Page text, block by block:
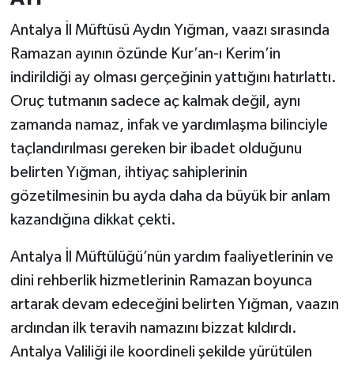
Antalya İl Müftüsü Aydın Yığman, vaazı sırasında
Ramazan ayının özünde Kur’an-ı Kerim’in
indirildiği ay olması gerçeğinin yattığını hatırlattı.
Oruç tutmanın sadece aç kalmak değil, aynı
zamanda namaz, infak ve yardımlaşma bilinciyle
taçlandırılması gereken bir ibadet olduğunu
belirten Yığman, ihtiyaç sahiplerinin
gözetilmesinin bu ayda daha da büyük bir anlam
kazandığına dikkat çekti.
Antalya İl Müftülüğü’nün yardım faaliyetlerinin ve
dini rehberlik hizmetlerinin Ramazan boyunca
artarak devam edeceğini belirten Yığman, vaazın
ardından ilk teravih namazını bizzat kıldırdı.
Antalya Valiliği ile koordineli şekilde yürütülen